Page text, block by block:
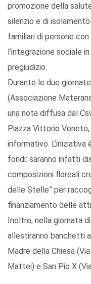
promozione della
silenzio e di
familiari di persone
l’integrazione sociale
pregiudizio.
Durante le due
(Associazione
una nota diffusa dal
Piazza Vittorio
informativo.
fondi: saranno infatti
composizioni floreali
delle Stelle” per
finanziamento delle
Inoltre, nella giornata
allestiranno banchetti
Madre della Chiesa
Mattei) e San Pio X